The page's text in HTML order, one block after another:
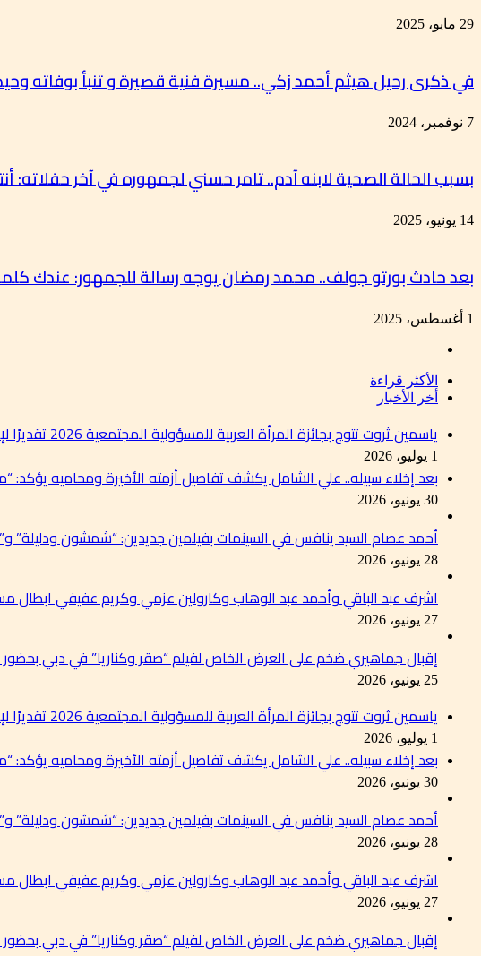
29 مايو، 2025
في ذكرى رحيل هيثم أحمد زكي.. مسيرة فنية قصيرة و تنبأ بوفاته
7 نوفمبر، 2024
بسبب الحالة الصحية لابنه آدم.. تامر حسني لجمهوره في آخر
14 يونيو، 2025
بعد حادث بورتو جولف.. محمد رمضان يوجه رسالة للجمهور: عندك
1 أغسطس، 2025
الأكثر قراءة
أخر الأخبار
ياسمين ثروت تتوج بجائزة المرأة العربية للمسؤولية المجتمعية 2026 تقديرًا لإسهاماتها في دعم التنمية المستدامة
1 يوليو، 2026
بعد إخلاء سبيله.. علي الشامل يكشف تفاصيل أزمته الأخيرة ومحاميه
30 يونيو، 2026
أحمد عصام السيد ينافس في السينمات بفيلمين جديدين: “شمشون ودليلة”
28 يونيو، 2026
اشرف عبد الباقي وأحمد عبد الوهاب وكارولين عزمي وكريم عفيفي ابطال
27 يونيو، 2026
إقبال جماهيري ضخم على العرض الخاص لفيلم “صقر وكناريا” في دبي
25 يونيو، 2026
ياسمين ثروت تتوج بجائزة المرأة العربية للمسؤولية المجتمعية 2026 تقديرًا لإسهاماتها في دعم التنمية المستدامة
1 يوليو، 2026
بعد إخلاء سبيله.. علي الشامل يكشف تفاصيل أزمته الأخيرة ومحاميه
30 يونيو، 2026
أحمد عصام السيد ينافس في السينمات بفيلمين جديدين: “شمشون ودليلة”
28 يونيو، 2026
اشرف عبد الباقي وأحمد عبد الوهاب وكارولين عزمي وكريم عفيفي ابطال
27 يونيو، 2026
إقبال جماهيري ضخم على العرض الخاص لفيلم “صقر وكناريا” في دبي